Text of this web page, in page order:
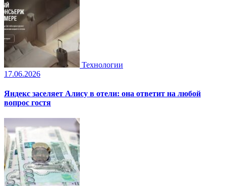
Технологии
17.06.2026
Яндекс заселяет Алису в отели: она ответит на любой
вопрос гостя